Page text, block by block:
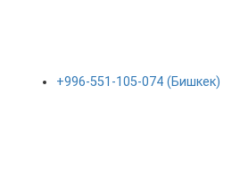
+996-551-105-074 (Бишкек)